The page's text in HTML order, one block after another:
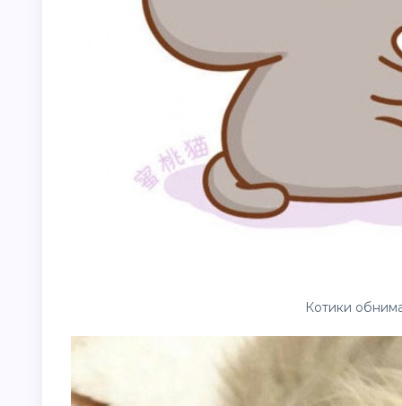
Котики